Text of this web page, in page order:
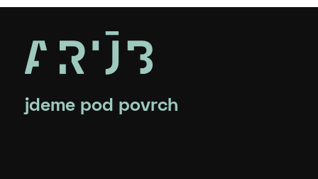
jdeme pod povrch